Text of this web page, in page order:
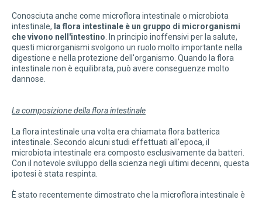
Conosciuta anche come microflora intestinale o microbiota
intestinale, la flora intestinale è un gruppo di microrganismi
che vivono nell'intestino . In principio inoffensivi per la salute,
questi microrganismi svolgono un ruolo molto importante nella
digestione e nella protezione dell'organismo. Quando la flora
intestinale non è equilibrata, può avere conseguenze molto
dannose.
La composizione della flora intestinale
La flora intestinale una volta era chiamata flora batterica
intestinale. Secondo alcuni studi effettuati all'epoca, il
microbiota intestinale era composto esclusivamente da batteri.
Con il notevole sviluppo della scienza negli ultimi decenni, questa
ipotesi è stata respinta.
È stato recentemente dimostrato che la microflora intestinale è